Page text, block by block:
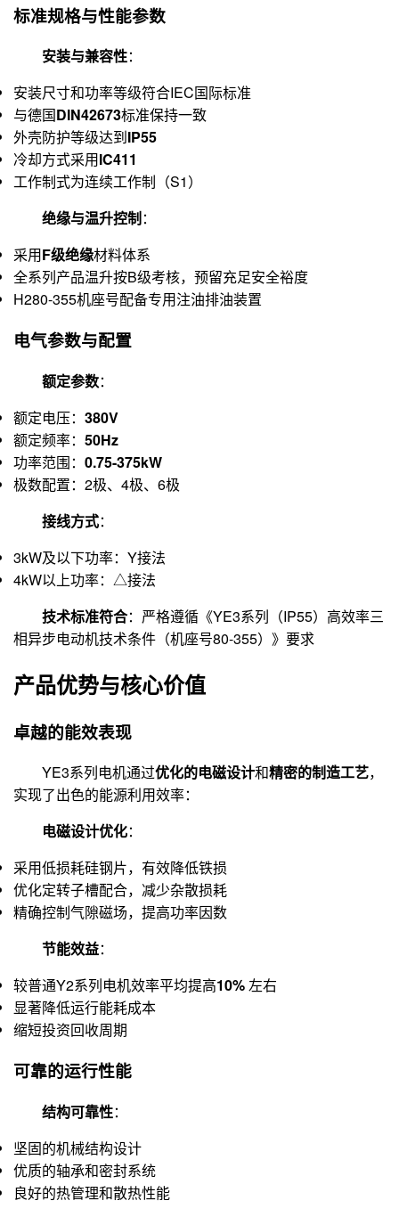
标准规格与性能参数
安装与兼容性：
安装尺寸和功率等级符合IEC国际标准
与德国DIN42673标准保持一致
外壳防护等级达到IP55
冷却方式采用IC411
工作制式为连续工作制（S1）
绝缘与温升控制：
采用F级绝缘材料体系
全系列产品温升按B级考核，预留充足安全裕度
H280-355机座号配备专用注油排油装置
电气参数与配置
额定参数：
额定电压： 380V
额定频率： 50Hz
功率范围： 0.75-375kW
极数配置：2极、4极、6极
接线方式：
3kW及以下功率：Y接法
4kW以上功率：△接法
技术标准符合：严格遵循《YE3系列（IP55）高效率三
相异步电动机技术条件（机座号80-355）》要求
产品优势与核心价值
卓越的能效表现
YE3系列电机通过优化的电磁设计和精密的制造工艺，
实现了出色的能源利用效率：
电磁设计优化：
采用低损耗硅钢片，有效降低铁损
优化定转子槽配合，减少杂散损耗
精确控制气隙磁场，提高功率因数
节能效益：
较普通Y2系列电机效率平均提高10%左右
显著降低运行能耗成本
缩短投资回收周期
可靠的运行性能
结构可靠性：
坚固的机械结构设计
优质的轴承和密封系统
良好的热管理和散热性能